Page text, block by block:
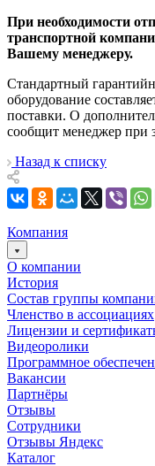
При необходимости
транспортной
Вашему менеджеру.
Стандартный
оборудование
поставки. О
сообщит менеджер при
Назад к списку
Компания
О компании
История
Состав группы
Членство в ассоциациях
Лицензии и
Видеоролики
Программное
Вакансии
Партнёры
Отзывы
Сотрудники
Отзывы Яндекс
Каталог